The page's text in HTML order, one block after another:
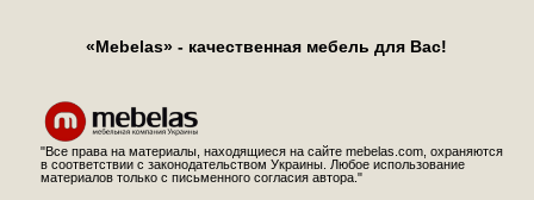
«Mebelas» - качественная мебель для Вас!
"Все права на материалы, находящиеся на сайте mebelas.com, охраняются
в соответствии с законодательством Украины. Любое использование
материалов только с письменного согласия автора."